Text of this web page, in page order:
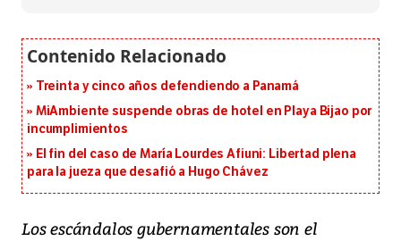
Treinta y cinco años defendiendo a Panamá
MiAmbiente suspende obras de hotel en Playa Bijao por
incumplimientos
El fin del caso de María Lourdes Afiuni: Libertad plena
para la jueza que desafió a Hugo Chávez
Los escándalos gubernamentales son el